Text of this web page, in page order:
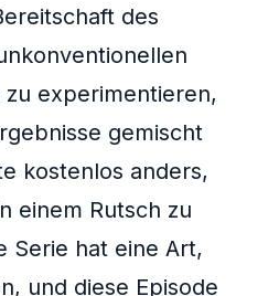
des
experimentieren,
gemischt
kostenlos anders,
einem Rutsch zu
Serie hat eine Art,
und diese Episode